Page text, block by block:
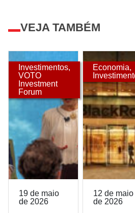
VEJA TAMBÉM
Investimentos,
VOTO
Investment
Forum
19 de maio
de 2026
Economia,
12 de maio
de 2026